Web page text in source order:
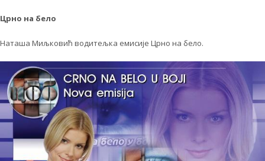
Црно на бело
Наташа Миљковић водитељка емисије Црно на бело.